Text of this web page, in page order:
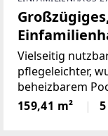
Vielseitig
pflegeleichter,
beheizbarem
Liegenschaft in
Planung des im
159,41 m²